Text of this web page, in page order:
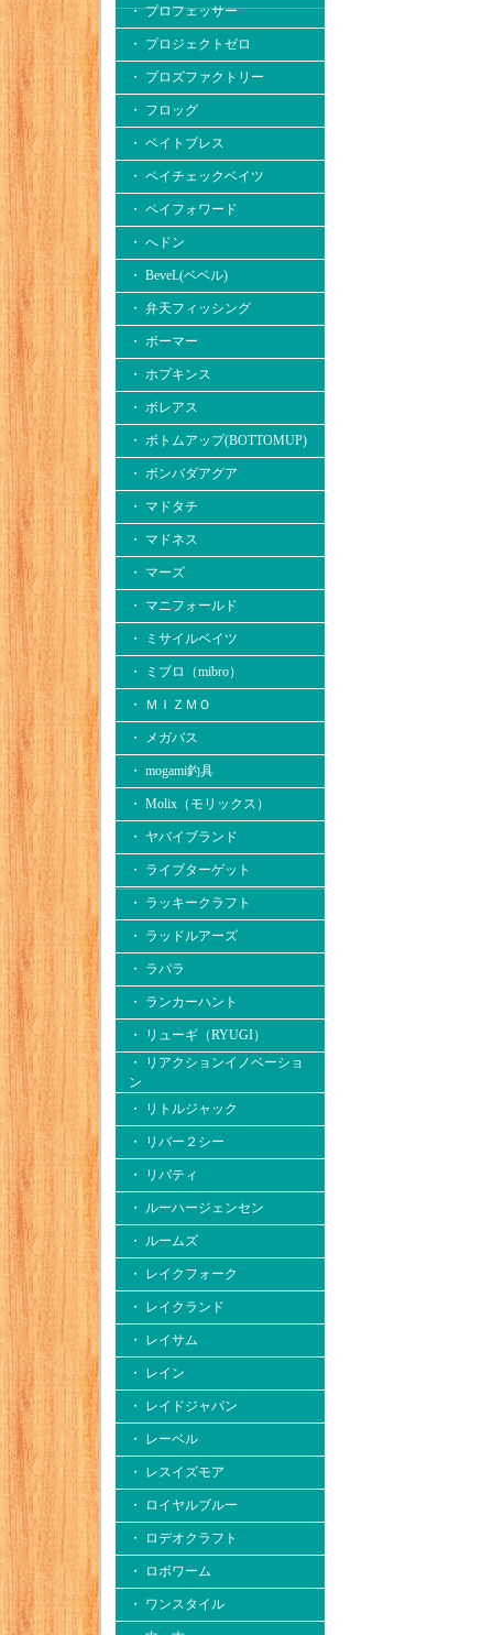
・ プロフェッサー
・ プロジェクトゼロ
・ プロズファクトリー
・ フロッグ
・ ベイトブレス
・ ペイチェックベイツ
・ ペイフォワード
・ へドン
・ BeveL(ベベル)
・ 弁天フィッシング
・ ボーマー
・ ホプキンス
・ ボレアス
・ ボトムアップ(BOTTOMUP)
・ ボンバダアグア
・ マドタチ
・ マドネス
・ マーズ
・ マニフォールド
・ ミサイルベイツ
・ ミブロ（mibro）
・ ＭＩＺＭＯ
・ メガバス
・ mogami釣具
・ Molix（モリックス）
・ ヤバイブランド
・ ライブターゲット
・ ラッキークラフト
・ ラッドルアーズ
・ ラパラ
・ ランカーハント
・ リューギ（RYUGI）
・ リアクションイノベーショ
ン
・ リトルジャック
・ リバー２シー
・ リバティ
・ ルーハージェンセン
・ ルームズ
・ レイクフォーク
・ レイクランド
・ レイサム
・ レイン
・ レイドジャパン
・ レーベル
・ レスイズモア
・ ロイヤルブルー
・ ロデオクラフト
・ ロボワーム
・ ワンスタイル